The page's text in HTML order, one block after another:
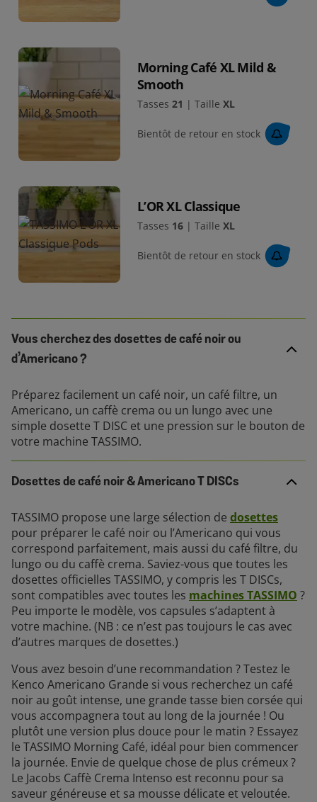
Morning Café XL Mild &
Smooth
Tasses 21 | Taille XL
Bientôt de retour en stock
L’OR XL Classique
Tasses 16 | Taille XL
Bientôt de retour en stock
Vous cherchez des dosettes de café noir ou
d’Americano ?
Préparez facilement un café noir, un café filtre, un
Americano, un caffè crema ou un lungo avec une
simple dosette T DISC et une pression sur le bouton de
votre machine TASSIMO.
Dosettes de café noir & Americano T DISCs
TASSIMO propose une large sélection de dosettes
pour préparer le café noir ou l’Americano qui vous
correspond parfaitement, mais aussi du café filtre, du
lungo ou du caffè crema. Saviez-vous que toutes les
dosettes officielles TASSIMO, y compris les T DISCs,
sont compatibles avec toutes les machines TASSIMO ?
Peu importe le modèle, vos capsules s’adaptent à
votre machine. (NB : ce n’est pas toujours le cas avec
d’autres marques de dosettes.)
Vous avez besoin d’une recommandation ? Testez le
Kenco Americano Grande si vous recherchez un café
noir au goût intense, une grande tasse bien corsée qui
vous accompagnera tout au long de la journée ! Ou
plutôt une version plus douce pour le matin ? Essayez
le TASSIMO Morning Café, idéal pour bien commencer
la journée. Envie de quelque chose de plus crémeux ?
Le Jacobs Caffè Crema Intenso est reconnu pour sa
saveur généreuse et sa mousse délicate et veloutée.